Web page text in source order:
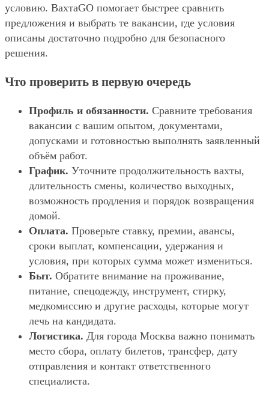
условию. ВахтаGO помогает быстрее сравнить
предложения и выбрать те вакансии, где условия
описаны достаточно подробно для безопасного
решения.
Что проверить в первую очередь
Профиль и обязанности. Сравните требования
вакансии с вашим опытом, документами,
допусками и готовностью выполнять заявленный
объём работ.
График. Уточните продолжительность вахты,
длительность смены, количество выходных,
возможность продления и порядок возвращения
домой.
Оплата. Проверьте ставку, премии, авансы,
сроки выплат, компенсации, удержания и
условия, при которых сумма может измениться.
Быт. Обратите внимание на проживание,
питание, спецодежду, инструмент, стирку,
медкомиссию и другие расходы, которые могут
лечь на кандидата.
Логистика. Для города Москва важно понимать
место сбора, оплату билетов, трансфер, дату
отправления и контакт ответственного
специалиста.